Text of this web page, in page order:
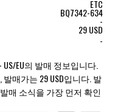
ETC
BQ7342-634
-
29 USD
-
EU의 발매 정보입니다.
매가는 29 USD입니다. 발
매 소식을 가장 먼저 확인